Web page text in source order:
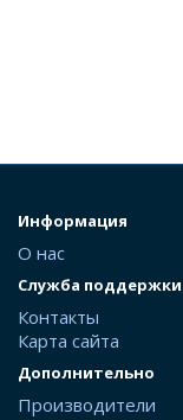
Информация
О нас
Служба поддержки
Контакты
Карта сайта
Дополнительно
Производители